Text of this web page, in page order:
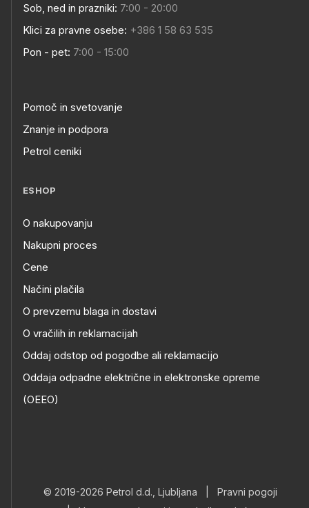
Sob, ned in prazniki: 7:00 - 20:00
Klici za pravne osebe: +386 1 58 63 535
Pon - pet: 7:00 - 15:00
Pomoč in svetovanje
Znanje in podpora
Petrol ceniki
ESHOP
O nakupovanju
Nakupni proces
Cene
Načini plačila
O prevzemu blaga in dostavi
O vračilih in reklamacijah
Oddaj odstop od pogodbe ali reklamacijo
Oddaja odpadne električne in elektronske opreme
(OEEO)
© 2019-2026 Petrol d.d., Ljubljana
Pravni pogoji